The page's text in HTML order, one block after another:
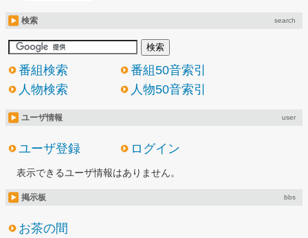
検索 search
番組検索
番組50音索引
人物検索
人物50音索引
ユーザ情報 user
ユーザ登録 ログイン
表示できるユーザ情報はありません。
掲示板 bbs
お茶の間